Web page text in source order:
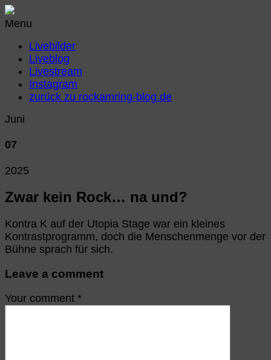
Menu
Livebilder
Liveblog
Livestream
Instagram
zurück zu rockamring-blog.de
Juni
07
2025
Zwar kein Rock… na und?
Kontra K auf der Utopia Stage war ein kleines
Kontrastprogramm, doch die Menschenmenge vor der
Bühne sprach für sich.
Leave a comment
Your comment *